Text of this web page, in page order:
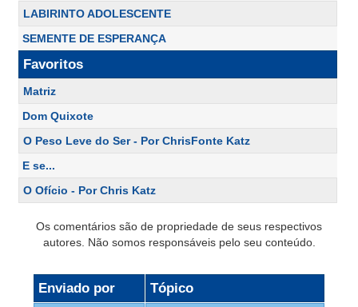
LABIRINTO ADOLESCENTE
SEMENTE DE ESPERANÇA
Favoritos
Matriz
Dom Quixote
O Peso Leve do Ser - Por ChrisFonte Katz
E se...
O Ofício - Por Chris Katz
Os comentários são de propriedade de seus respectivos
autores. Não somos responsáveis pelo seu conteúdo.
Enviado por Tópico